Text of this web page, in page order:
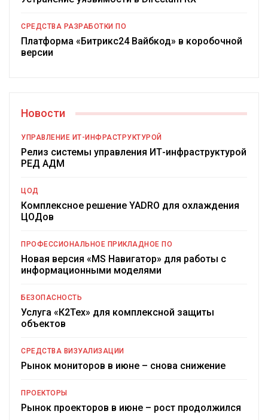
СРЕДСТВА РАЗРАБОТКИ ПО
Платформа «Битрикс24 Вайбкод» в коробочной
версии
Новости
УПРАВЛЕНИЕ ИТ-ИНФРАСТРУКТУРОЙ
Релиз системы управления ИТ-инфраструктурой
РЕД АДМ
ЦОД
Комплексное решение YADRO для охлаждения
ЦОДов
ПРОФЕССИОНАЛЬНОЕ ПРИКЛАДНОЕ ПО
Новая версия «MS Навигатор» для работы с
информационными моделями
БЕЗОПАСНОСТЬ
Услуга «К2Тех» для комплексной защиты
объектов
СРЕДСТВА ВИЗУАЛИЗАЦИИ
Рынок мониторов в июне – снова снижение
ПРОЕКТОРЫ
Рынок проекторов в июне – рост продолжился